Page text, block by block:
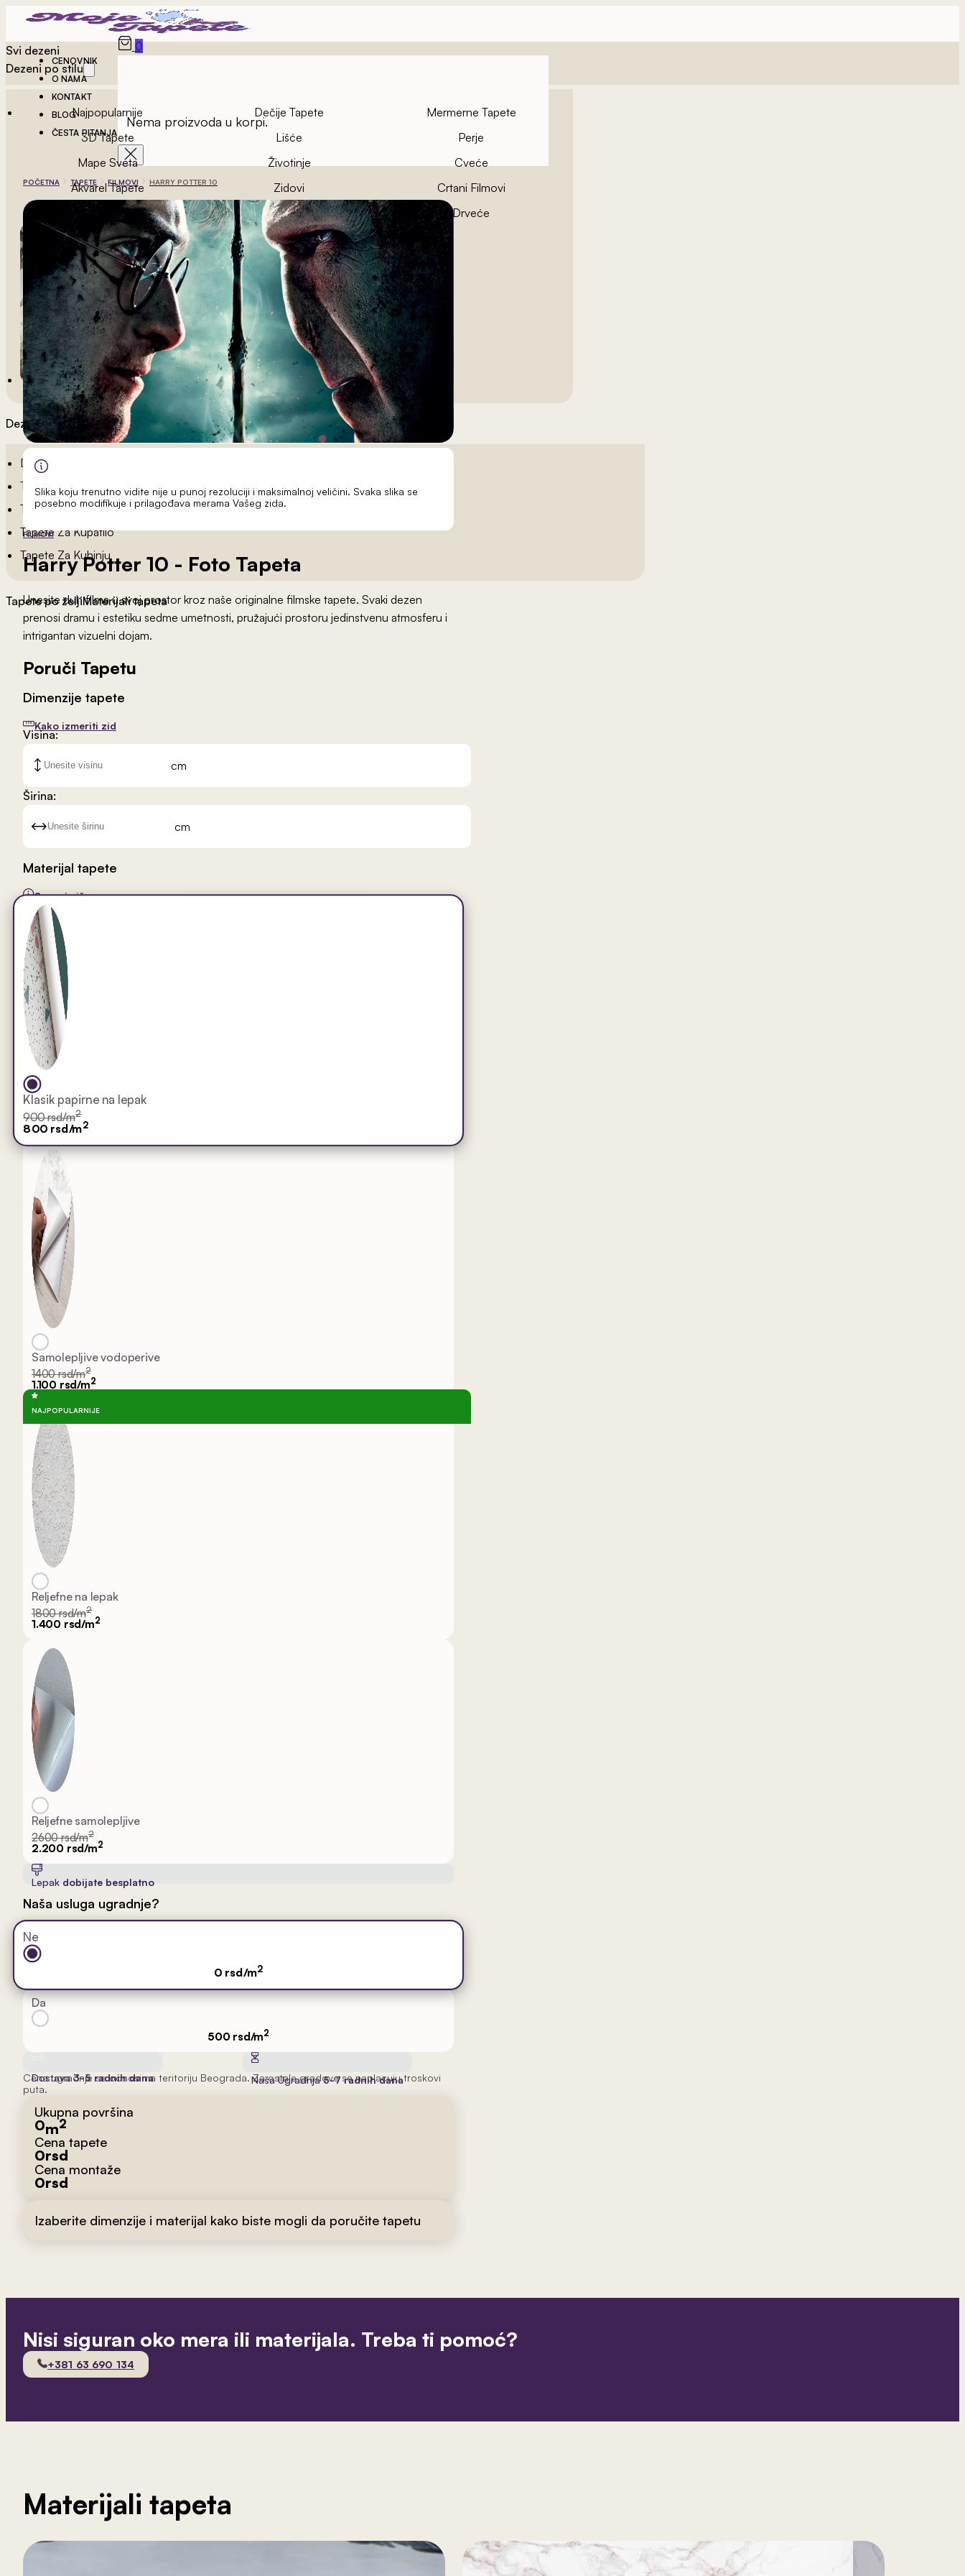
CENOVNIK
O NAMA
KONTAKT
BLOG
ČESTA PITANJA
0
Nema proizvoda u korpi.
Svi dezeni
Dezeni po stilu
Najpopularnije Dečije Tapete
Mermerne Tapete
3D Tapete
Lišće
Perje
Mape Sveta
Životinje
Cveće
Akvarel Tapete
Zidovi
Crtani Filmovi
Vintage Tapete
Geometrijske Tapete Drveće
Dezeni po sobama
Dečije Tapete
Tapete Spavaća Soba
Tapete Dnevna Soba
Tapete Za Kupatilo
Tapete Za Kuhinju
Tapete po željiMaterijali tapeta
POČETNA TAPETE FILMOVI HARRY POTTER 10
Slika koju trenutno vidite nije u punoj rezoluciji i maksimalnoj veličini. Svaka slika se
posebno modifikuje i prilagođava merama Vašeg zida.
FILMOVI
Harry Potter 10 - Foto Tapeta
Unesite duh filma u svoj prostor kroz naše originalne filmske tapete. Svaki dezen
prenosi dramu i estetiku sedme umetnosti, pružajući prostoru jedinstvenu atmosferu i
intrigantan vizuelni dojam.
Poruči Tapetu
Dimenzije tapete
Kako izmeriti zid
Visina:
cm
Širina:
cm
Materijal tapete
Saznaj više
Klasik papirne na lepak
900 rsd/m2
800 rsd/m2
Samolepljive vodoperive
1400 rsd/m2
1.100 rsd/m2
NAJPOPULARNIJE
Reljefne na lepak
1800 rsd/m2
1.400 rsd/m2
Reljefne samolepljive
2600 rsd/m2
2.200 rsd/m2
Lepak dobijate besplatno
Naša usluga ugradnje?
Ne
0 rsd/m2
Da
500 rsd/m2
Dostava3-5 radnih dana Naša Ugradnja5-7 radnih dana
Cena ugradnje se odnosi na teritoriju Beograda. Za ostale gradove se naplacuju troskovi
puta.
Ukupna površina
0m2
Cena tapete
0rsd
Cena montaže
0rsd
Izaberite dimenzije i materijal kako biste mogli da poručite tapetu
Nisi siguran oko mera ili materijala. Treba ti pomoć?
+381 63 690 134
Materijali tapeta